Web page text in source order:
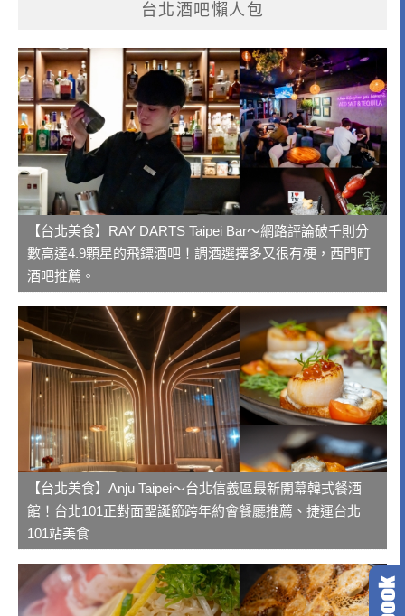
台北酒吧懶人包
【台北美食】RAY DARTS Taipei Bar～網路評論破千則分
數高達4.9顆星的飛鏢酒吧！調酒選擇多又很有梗，西門町
酒吧推薦。
【台北美食】Anju Taipei～台北信義區最新開幕韓式餐酒
館！台北101正對面聖誕節跨年約會餐廳推薦、捷運台北
101站美食